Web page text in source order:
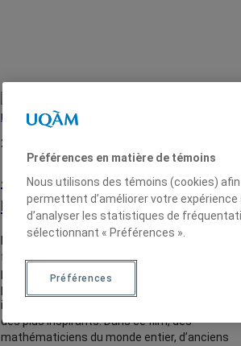
2 décembre 2024
Secrets de surface : une
révélation mathématique
En quelques mots En 2014, elle a été la
femme à recevoir la prestigieuse médaille
plus haute récompense en mathématiques.
parcours, ses succès et sa passion de chaque
instant pour sa discipline font d’elle un modèle
des plus inspirants. Dans ce film, des
mathématiciens du monde entier, d’anciens
Préférences en matière de témoins
Nous utilisons des témoins (cookies)
permettent d’améliorer votre
d’analyser les statistiques de
sélectionnant « Préférences ».
Préférences